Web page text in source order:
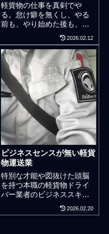
軽貨物の仕事を真剣でや
る。怠け癖を無くし、やる
前も、やり始めた後も、不
満を語らないように意識し
て仕事することの重要性。
ドライバーによる真剣な仕
事と、ドライバーが真剣で
仕事をする意味は全くの別
物だと軽貨物配送専門店シ
フタープロでは考えていま
す。軽貨物配送ドライバー
のスキルアップは、道を覚
えることとか、接客の仕方
を覚えるとかではなく、目
標を掲げ、計画的に新しい
荷主様の案件を積極的に真
剣でやるべき志しの継続が
重要です。同じ日当でも仕
事を学べる日当は価値が大
きく異なります。独立系で
地域密着型の軽貨物配送チ
ロは少数精鋭で地元で頑張
2026.02.12
ビジネスセンスが無い軽貨
物運送業
特別な才能や図抜けた頭脳
を持つ本職の軽貨物ドライ
バー業者のビジネススキル
とビジネススタンスは荷主
企業の業績をどのように向
2026.02.20